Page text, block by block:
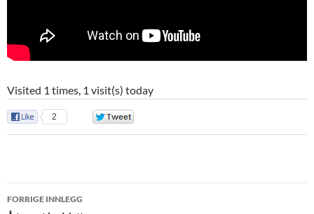
Visited 1 times, 1 visit(s) today
2
Innleggsnavigasjon
FORRIGE INNLEGG